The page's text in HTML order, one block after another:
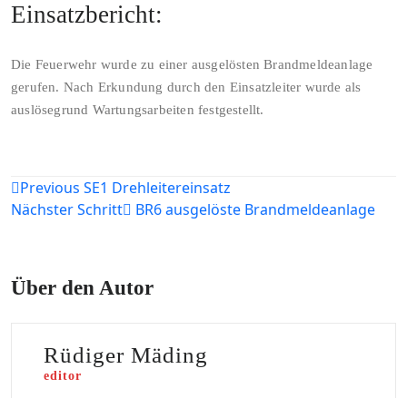
Einsatzbericht:
Die Feuerwehr wurde zu einer ausgelösten Brandmeldeanlage
gerufen. Nach Erkundung durch den Einsatzleiter wurde als
auslösegrund Wartungsarbeiten festgestellt.
Beitragsnavigation
Previous SE1 Drehleitereinsatz
Nächster Schritt
BR6 ausgelöste Brandmeldeanlage
Über den Autor
Rüdiger Mäding
editor